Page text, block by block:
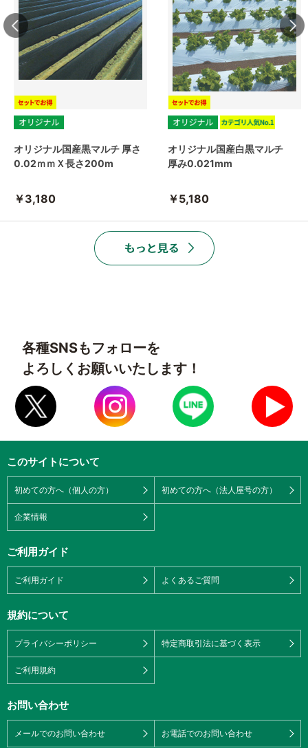
オリジナル国産黒マルチ 厚さ
0.02ｍｍＸ長さ200m
￥3,180
オリジナル国産白黒マルチ
厚み0.021mm
￥5,180
各種SNSもフォローを
よろしくお願いいたします！
このサイトについて
初めての方へ（個人の方） 初めての方へ（法人屋号の方）
企業情報
ご利用ガイド
ご利用ガイド よくあるご質問
規約について
プライバシーポリシー 特定商取引法に基づく表示
ご利用規約
お問い合わせ
メールでのお問い合わせ お電話でのお問い合わせ